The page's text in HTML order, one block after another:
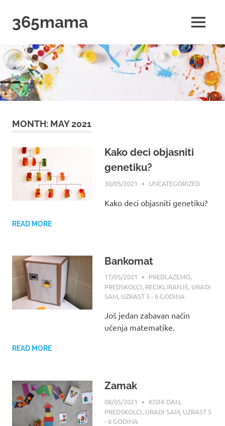
content
365mama MENU
MONTH: MAY 2021
Kako deci objasniti
genetiku?
30/05/2021 MAMA
UNCATEGORIZED
Kako deci objasniti genetiku?
READ MORE
Bankomat
17/05/2021 MAMA
PREDLAZEMO,
PREDSKOLCI, RECIKLIRANJE, URADI
SAM, UZRAST 5 - 6 GODINA
Još jedan zabavan način
učenja matematike.
READ MORE
Zamak
08/05/2021 MAMA
KISNI DAN,
PREDSKOLCI, URADI SAM, UZRAST 5
- 6 GODINA